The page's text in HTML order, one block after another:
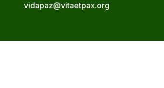
vidapaz@vitaetpax.org